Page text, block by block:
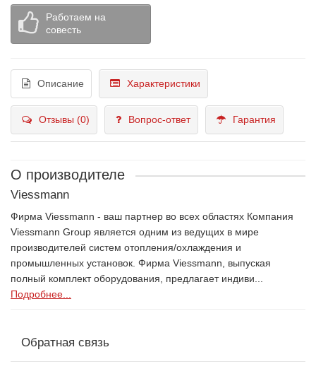
Работаем на
совесть
Описание Характеристики
Отзывы (0) Вопрос-ответ Гарантия
О производителе
Viessmann
Фирма Viessmann - ваш партнер во всех областях Компания
Viessmann Group является одним из ведущих в мире
производителей систем отопления/охлаждения и
промышленных установок. Фирма Viessmann, выпуская
полный комплект оборудования, предлагает индиви...
Подробнее...
Обратная связь